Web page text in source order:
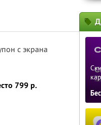
с экрана
799 р.